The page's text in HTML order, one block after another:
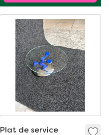
Plat de service